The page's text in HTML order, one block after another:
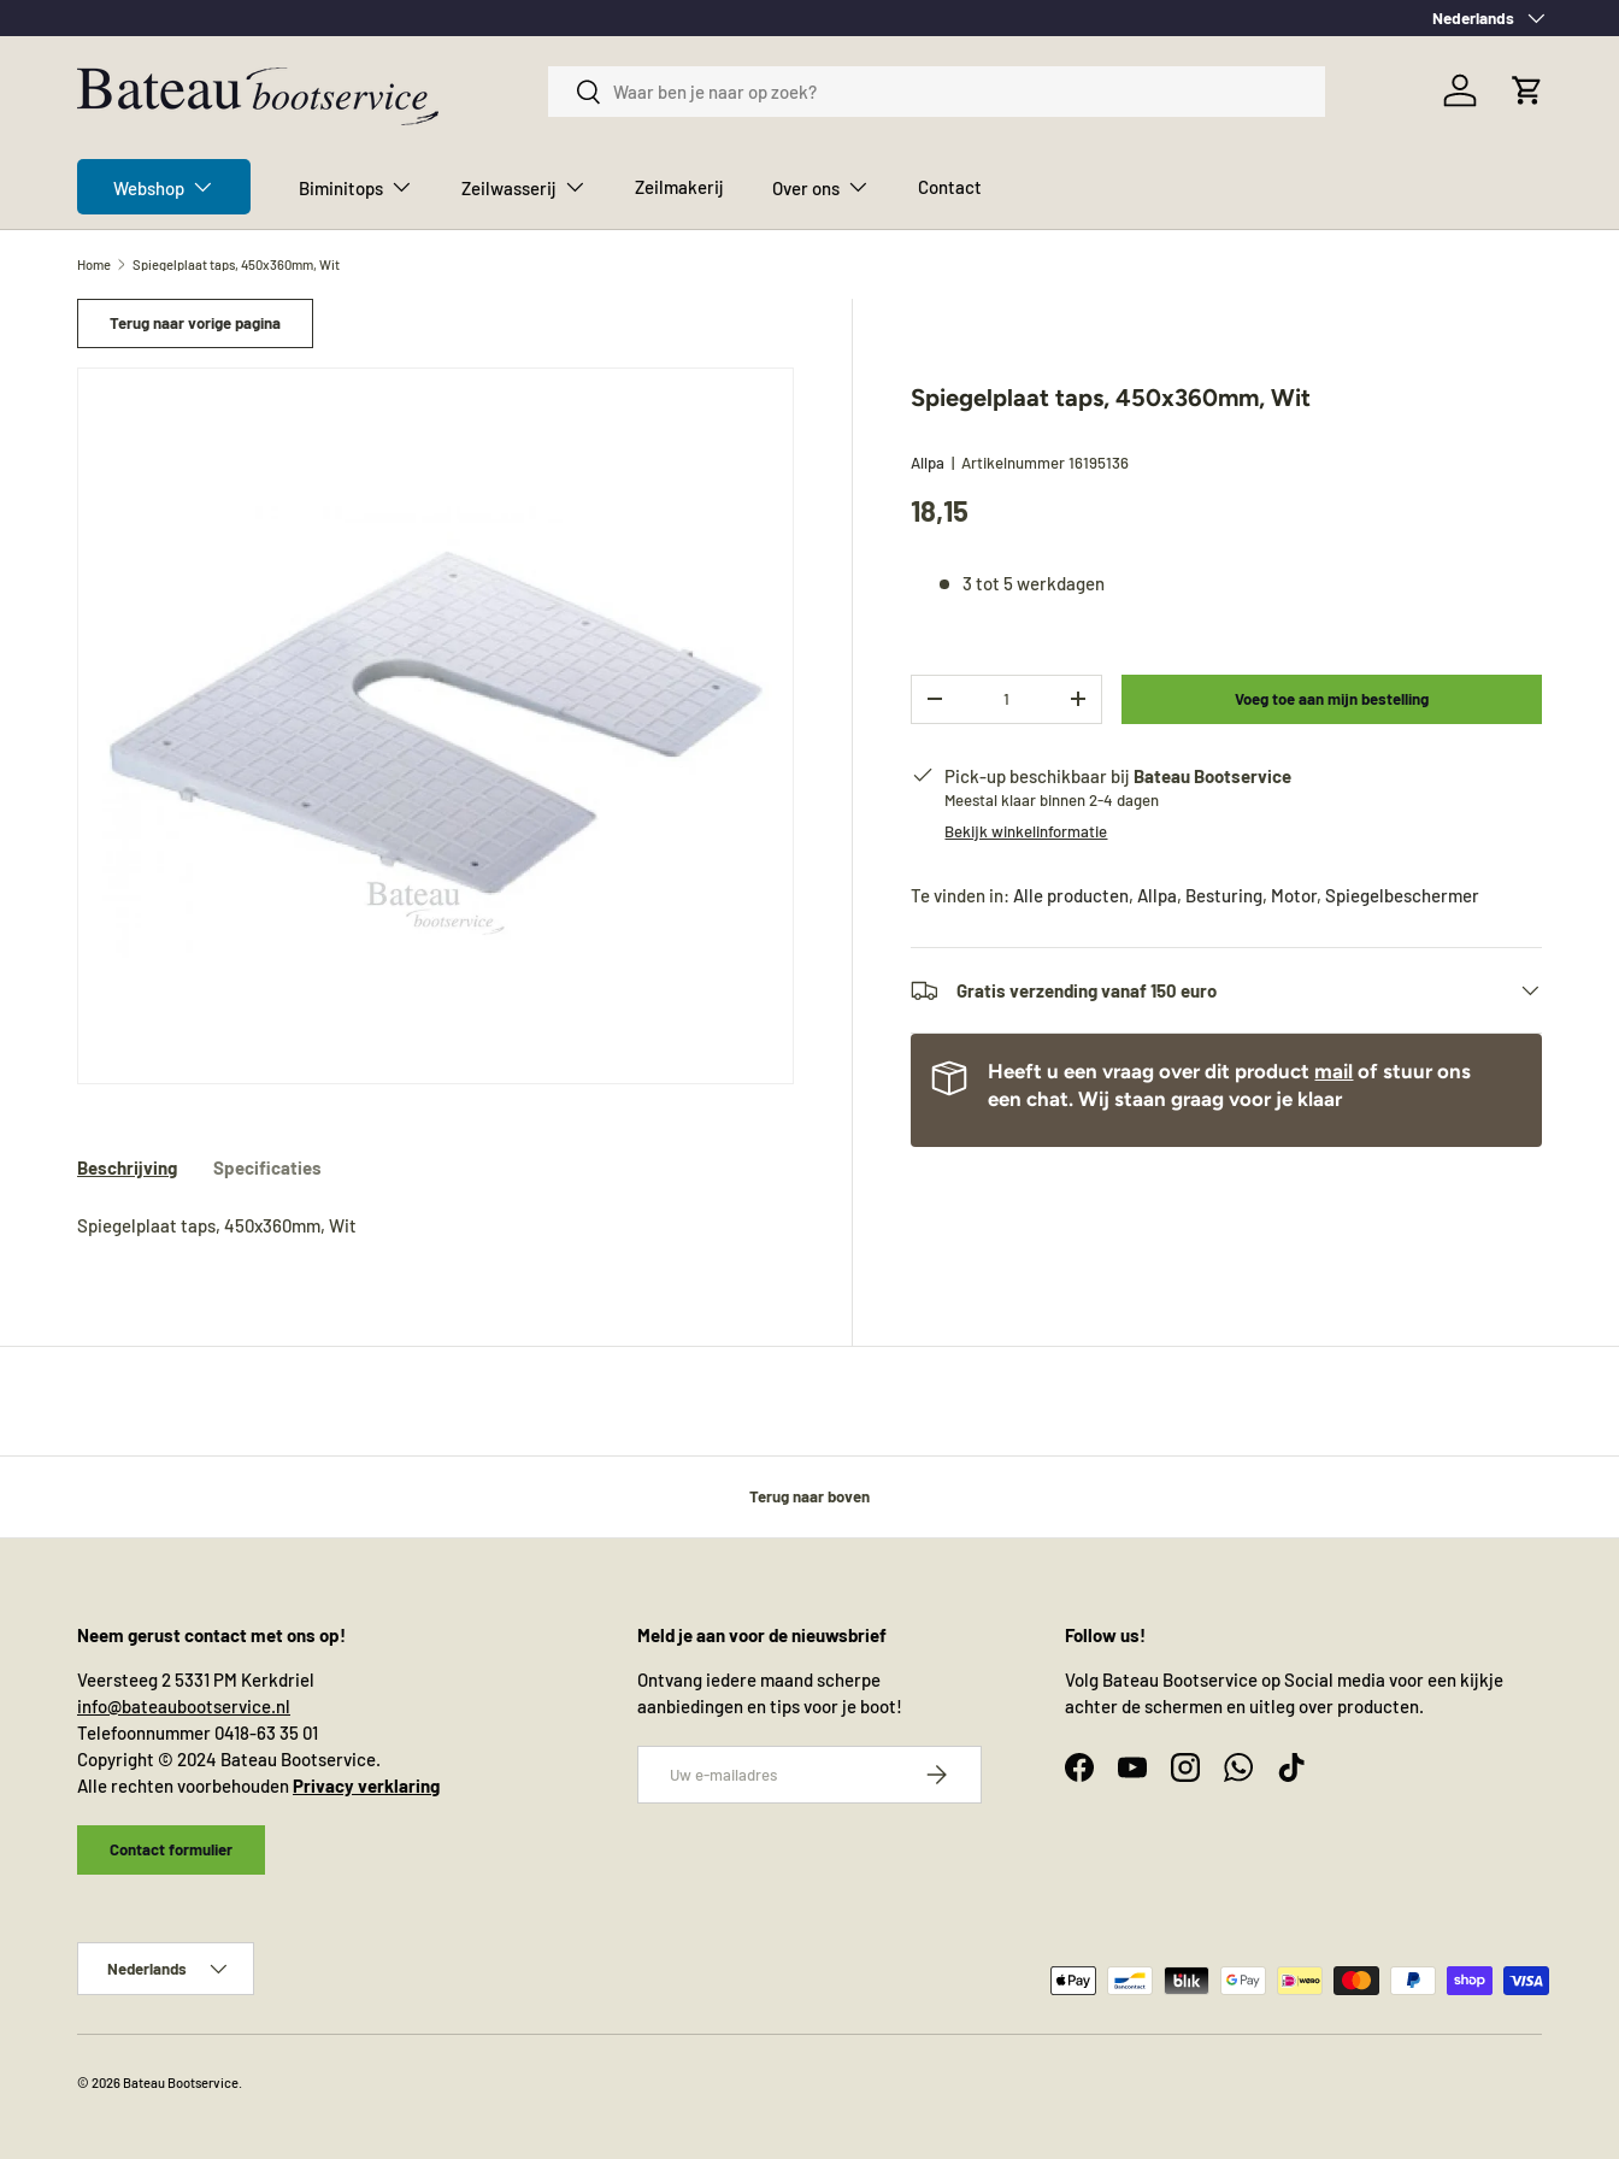
Ga naar inhoud
Taal
Nederlands
Zoeken
Zoeken
Inloggen
Webshop Biminitops Zeilwasserij Zeilmakerij Over ons Contact
Home Spiegelplaat taps, 450x360mm, Wit
Terug naar vorige pagina
Spiegelplaat taps, 450x360mm, Wit
Allpa |Artikelnummer 16195136
18,15
3 tot 5 werkdagen
-
+ Voeg toe aan mijn bestelling
Pick-up beschikbaar bij Bateau Bootservice
Meestal klaar binnen 2-4 dagen
Bekijk winkelinformatie
Te vinden in: Alle producten, Allpa, Besturing, Motor,Spiegelbeschermer
Gratis verzending vanaf 150 euro
Heeft u een vraag over dit product mail of stuur ons
een chat. Wij staan graag voor je klaar
Beschrijving Specificaties
Spiegelplaat taps, 450x360mm, Wit
Terug naar boven
Neem gerust contact met ons op!
Veersteeg 2 5331 PM Kerkdriel
info@bateaubootservice.nl
Telefoonnummer 0418-63 35 01
Copyright © 2024 Bateau Bootservice.
Alle rechten voorbehoudenPrivacy verklaring
Contact formulier
Meld je aan voor de nieuwsbrief
Ontvang iedere maand scherpe
aanbiedingen en tips voor je boot!
Abonneer
Follow us!
Volg Bateau Bootservice op Social media voor een kijkje
achter de schermen en uitleg over producten.
FacebookYouTubeInstagramWhatsAppTikTok
Geaccepteerde betaalmethoden
Nederlands
© 2026 Bateau Bootservice